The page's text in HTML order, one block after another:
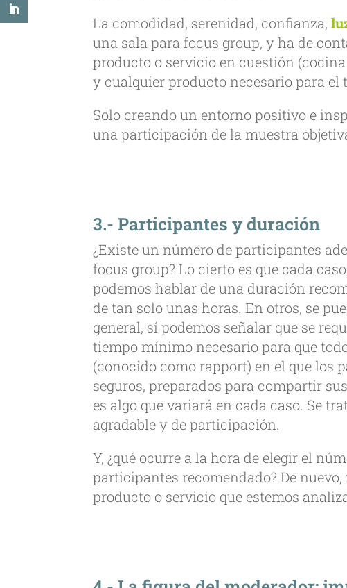
La comodidad, serenidad, confianza,
una sala para focus group, y ha de
producto o servicio en cuestión
y cualquier producto necesario para el
Solo creando un entorno positivo e
una participación de la muestra
3.- Participantes y duración
¿Existe un número de participantes
focus group? Lo cierto es que cada
podemos hablar de una duración
de tan solo unas horas. En otros, se
general, sí podemos señalar que se
tiempo mínimo necesario para que
(conocido como rapport) en el que los
seguros, preparados para compartir
es algo que variará en cada caso. Se
agradable y de participación.
Y, ¿qué ocurre a la hora de elegir el
participantes recomendado? De
producto o servicio que estemos